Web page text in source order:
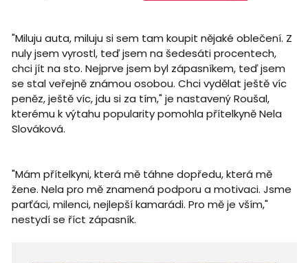
"Miluju auta, miluju si sem tam koupit nějaké oblečení. Z
nuly jsem vyrostl, teď jsem na šedesáti procentech,
chci jít na sto. Nejprve jsem byl zápasníkem, teď jsem
se stal veřejně známou osobou. Chci vydělat ještě víc
peněz, ještě víc, jdu si za tím," je nastavený Roušal,
kterému k výtahu popularity pomohla přítelkyně Nela
Slováková.
"Mám přítelkyni, která mě táhne dopředu, která mě
žene. Nela pro mě znamená podporu a motivaci. Jsme
parťáci, milenci, nejlepší kamarádi. Pro mě je vším,"
nestydí se říct zápasník.